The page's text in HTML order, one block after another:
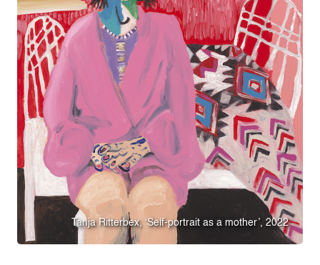
Tanja Ritterbex, ‘Self-portrait as a mother’, 2022